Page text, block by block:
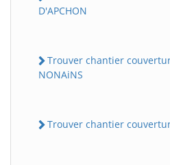
D'APCHON
Trouver chantier
NONAiNS
Trouver chantier